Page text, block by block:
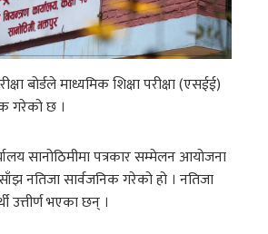
बोर्डले माध्यमिक शिक्षा परीक्षा (एसईई)
गरेको छ ।
सानोठिमीमा पत्रकार सम्मेलन आयोजना
नतिजा सार्वजनिक गरेको हो । नतिजा
उत्तीर्ण भएका छन् ।